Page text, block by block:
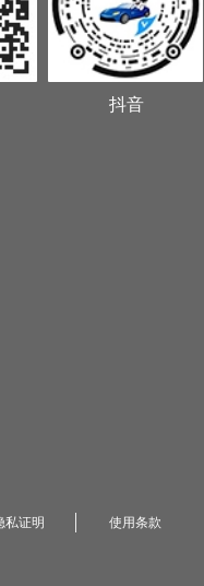
抖音
私证明 使用条款